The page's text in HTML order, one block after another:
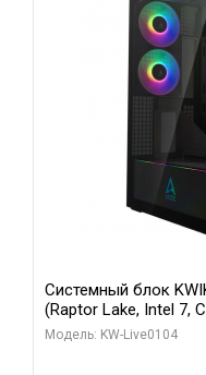
Системный блок
(Raptor Lake, Intel 7,
модуля)/ Afox
Модель: KW-Live0104